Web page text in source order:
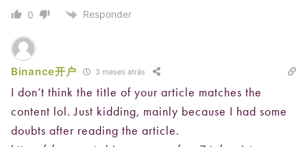
0 Responder
Binance开户 3 meses atrás
I don’t think the title of your article matches the
content lol. Just kidding, mainly because I had some
doubts after reading the article.